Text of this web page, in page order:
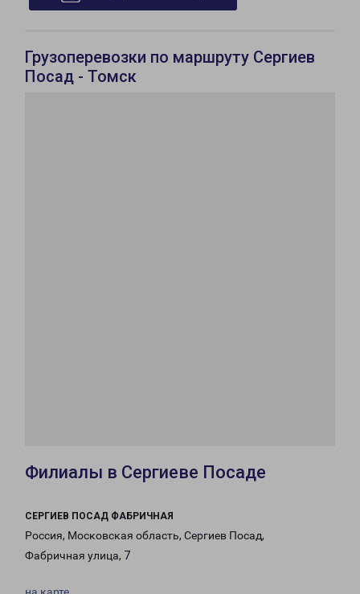
Грузоперевозки по маршруту Сергиев
Посад - Томск
Филиалы в Сергиеве Посаде
СЕРГИЕВ ПОСАД ФАБРИЧНАЯ
Россия, Московская область, Сергиев Посад,
Фабричная улица, 7